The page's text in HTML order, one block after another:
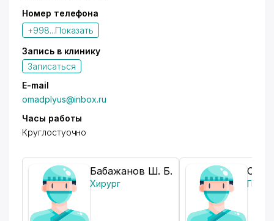
Номер телефона
+998...Показать
Запись в клинику
Записаться
E-mail
omadplyus@inbox.ru
Часы работы
Круглостуочно
Бабажанов Ш. Б.
Хирург